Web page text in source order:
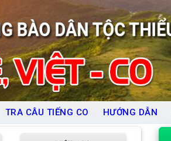
TRA CÂU TIẾNG CO HƯỚNG DẪN